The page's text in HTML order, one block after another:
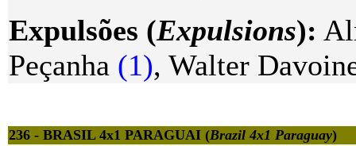
Expulsões (Expulsions):
Peçanha (1), Walter
236 - BRASIL 4x1 PARAGUAI (Brazil 4x1 Paraguay)